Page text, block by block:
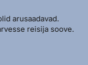
arusaadavad.
reisija soove.